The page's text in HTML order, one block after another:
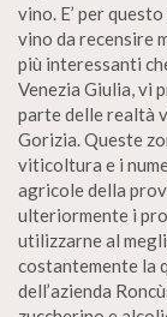
vino. E’ per
vino da recensire
più interessanti
Venezia Giulia, vi
parte delle realtà
Gorizia. Queste
viticoltura e i
agricole della
ulteriormente i
utilizzarne al
costantemente la
dell’azienda